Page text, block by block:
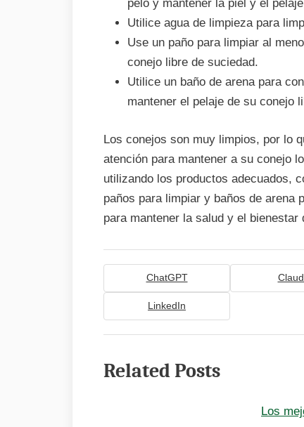
pelo y mantener la piel y el
Utilice agua de limpieza para
Use un paño para limpiar al
conejo libre de suciedad.
Utilice un baño de arena para
mantener el pelaje de su conejo
Los conejos son muy limpios, por lo
atención para mantener a su conejo
utilizando los productos adecuados,
paños para limpiar y baños de arena
para mantener la salud y el bienestar
ChatGPT
LinkedIn
Related Posts
Los